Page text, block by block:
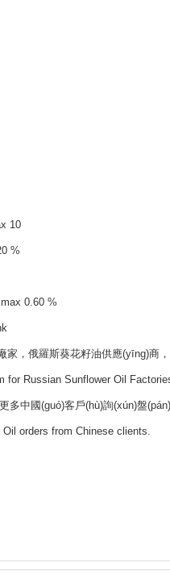
10
%
0.60 %
，俄羅斯葵花籽油供應(yīng)
for Russian Sunflower Oil
國(guó)客戶(hù)詢(xún)盤(pán)交易
orders from Chinese clients.